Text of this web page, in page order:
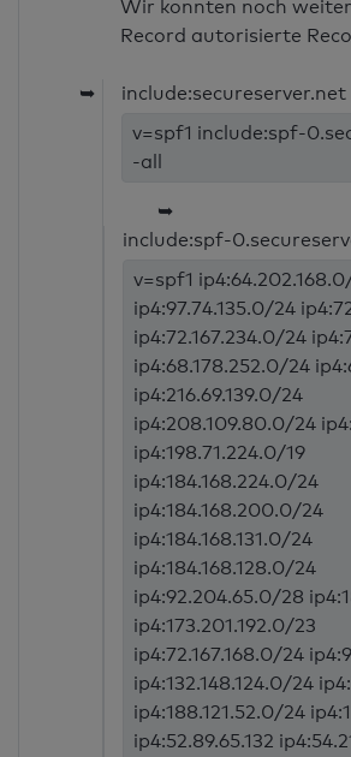
Wir konnten noch
Record autorisierte
➥
include:secureserver.net
v=spf1 include:spf-
-all
➥
include:spf-
v=spf1
ip4:97.74.135.0/24
ip4:72.167.234.0/24
ip4:68.178.252.0/24
ip4:216.69.139.0/24
ip4:208.109.80.0/24
ip4:198.71.224.0/19
ip4:184.168.224.0/24
ip4:184.168.200.0/24
ip4:184.168.131.0/24
ip4:184.168.128.0/24
ip4:92.204.65.0/28
ip4:173.201.192.0/23
ip4:72.167.168.0/24
ip4:132.148.124.0/24
ip4:188.121.52.0/24
ip4:52.89.65.132